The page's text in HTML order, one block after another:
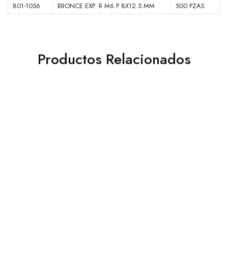
801-1056
BRONCE EXP. R M6 P 8X12.5 MM 500 PZAS
Productos Relacionados